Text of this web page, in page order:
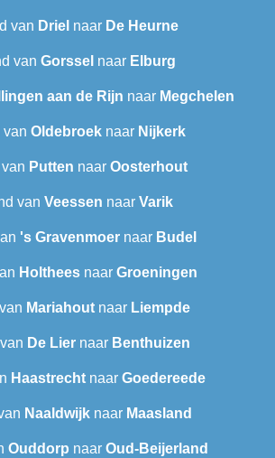
van Driel naar De Heurne
van Gorssel naar Elburg
aan de Rijn naar Megchelen
van Oldebroek naar Nijkerk
Putten naar Oosterhout
van Veessen naar Varik
's Gravenmoer naar Budel
Holthees naar Groeningen
Mariahout naar Liempde
De Liernaar Benthuizen
Haastrecht naar Goedereede
Naaldwijk naar Maasland
Ouddorp naar Oud-Beijerland